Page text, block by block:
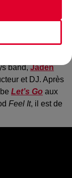
band,Jaden
et DJ. Après
Let’s Go aux
Feel It, il est de